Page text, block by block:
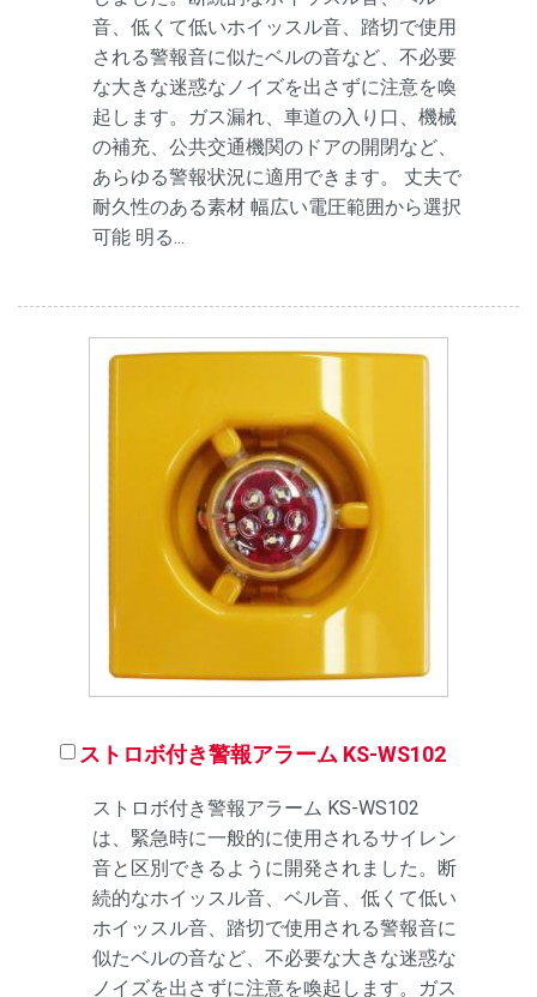
音、低くて低いホイッスル音、踏切で使用
される警報音に似たベルの音など、不必要
な大きな迷惑なノイズを出さずに注意を喚
起します。ガス漏れ、車道の入り口、機械
の補充、公共交通機関のドアの開閉など、
あらゆる警報状況に適用できます。 丈夫で
耐久性のある素材 幅広い電圧範囲から選択
可能 明る...
ストロボ付き警報アラーム KS-WS102
ストロボ付き警報アラーム KS-WS102
は、緊急時に一般的に使用されるサイレン
音と区別できるように開発されました。断
続的なホイッスル音、ベル音、低くて低い
ホイッスル音、踏切で使用される警報音に
似たベルの音など、不必要な大きな迷惑な
ノイズを出さずに注意を喚起します。ガス